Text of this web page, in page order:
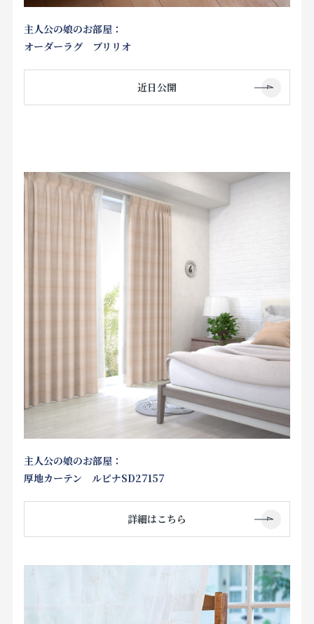
主人公の娘のお部屋：
オーダーラグ ブリリオ
近日公開
主人公の娘のお部屋：
厚地カーテン ルピナSD27157
詳細はこちら